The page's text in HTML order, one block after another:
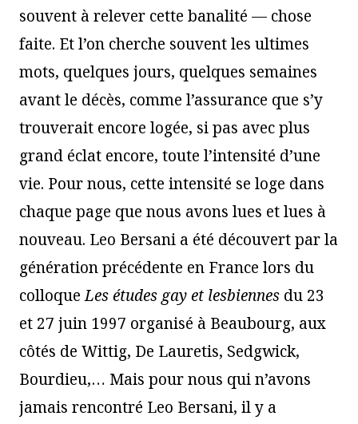
souvent à relever cette banalité — chose
faite. Et l’on cherche souvent les ultimes
mots, quelques jours, quelques semaines
avant le décès, comme l’assurance que s’y
trouverait encore logée, si pas avec plus
grand éclat encore, toute l’intensité d’une
vie. Pour nous, cette intensité se loge dans
chaque page que nous avons lues et lues à
nouveau. Leo Bersani a été découvert par la
génération précédente en France lors du
colloqueLes études gay et lesbiennes du 23
et 27 juin 1997 organisé à Beaubourg, aux
côtés de Wittig, De Lauretis, Sedgwick,
Bourdieu,… Mais pournous qui n’avons
jamais rencontré Leo Bersani, il y a